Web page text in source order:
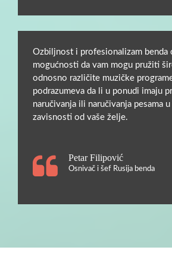
Ozbiljnost i profesionalizam benda
mogućnosti da vam mogu pružiti
odnosno različite muzičke
podrazumeva da li u ponudi imaju
naručivanja ili naručivanja pesama
zavisnosti od vaše želje.
Petar Filipović
Osnivač i šef Rusija benda